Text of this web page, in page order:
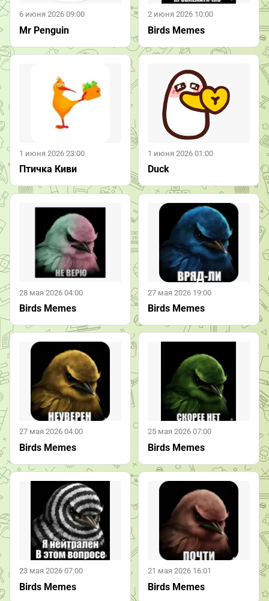
6 июня 2026 09:00
Mr Penguin
2 июня 2026 10:00
Birds Memes
1 июня 2026 23:00
Птичка Киви
1 июня 2026 01:00
Duck
28 мая 2026 04:00
Birds Memes
27 мая 2026 19:00
Birds Memes
27 мая 2026 04:00
Birds Memes
25 мая 2026 07:00
Birds Memes
23 мая 2026 07:00
Birds Memes
21 мая 2026 16:01
Birds Memes